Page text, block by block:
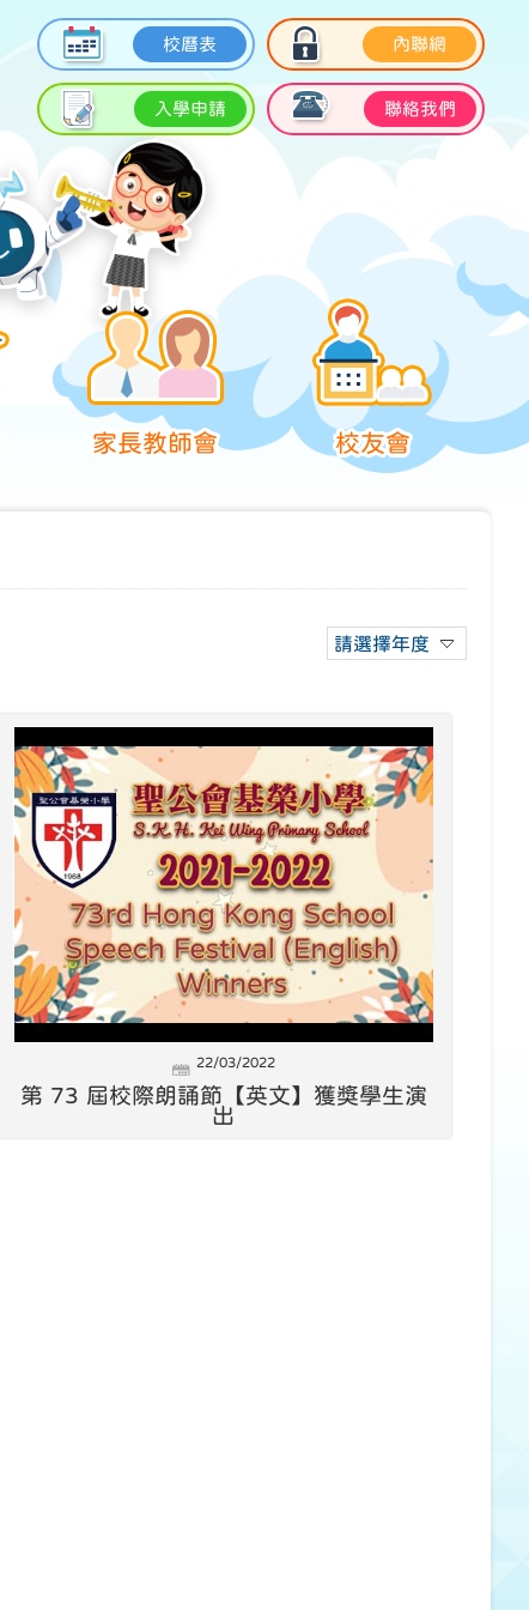
校曆表 內聯網
入學申請 聯絡我們
家長教師會 校友會
請選擇年度
22/03/2022
第 73 屆校際朗誦節【英文】獲獎學生演
出